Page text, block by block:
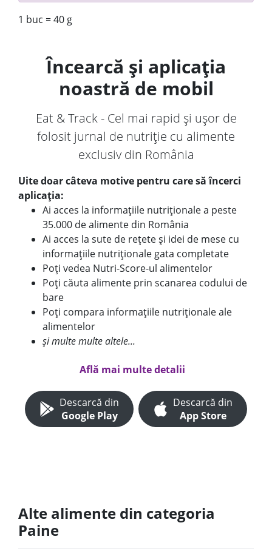
1 buc = 40 g
Încearcă și aplicația
noastră de mobil
Eat & Track - Cel mai rapid și ușor de
folosit jurnal de nutriție cu alimente
exclusiv din România
Uite doar câteva motive pentru care să încerci
aplicația:
Ai acces la informațiile nutriționale a peste
35.000 de alimente din România
Ai acces la sute de rețete și idei de mese cu
informațiile nutriționale gata completate
Poți vedea Nutri-Score-ul alimentelor
Poți căuta alimente prin scanarea codului de
bare
Poți compara informațiile nutriționale ale
alimentelor
și multe multe altele...
Află mai multe detalii
Descarcă din
Google Play
Descarcă din
App Store
Alte alimente din categoria
Paine